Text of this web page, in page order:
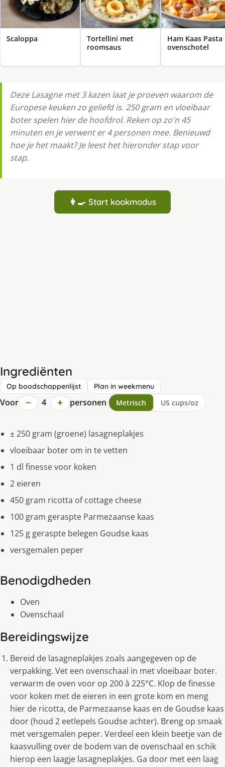
Scaloppa
Tortellini met
roomsaus
Ham Kaas Pasta
ovenschotel
Deze Lasagne met 3 kazen laat je proeven waarom de
Europese keuken zo geliefd is. 250 gram en vloeibaar
boter spelen hier de hoofdrol. Reken op zo'n 45
minuten en je verwent er 4 personen mee. Benieuwd
hoe je het maakt? Je leest het hieronder stap voor
stap.
👩‍🍳 Start kookmodus
Ingrediënten
Op boodschappenlijst Plan in weekmenu
Voor − 4 + personen Metrisch US cups/oz
± 250 gram (groene) lasagneplakjes
vloeibaar boter om in te vetten
1 dl finesse voor koken
2 eieren
450 gram ricotta of cottage cheese
100 gram geraspte Parmezaanse kaas
125 g geraspte belegen Goudse kaas
versgemalen peper
Benodigdheden
Oven
Ovenschaal
Bereidingswijze
Bereid de lasagneplakjes zoals aangegeven op de
verpakking. Vet een ovenschaal in met vloeibaar boter.
verwarm de oven voor op 200 à 225°C. Klop de finesse
voor koken met de eieren in een grote kom en meng
hier de ricotta, de Parmezaanse kaas en de Goudse kaas
door (houd 2 eetlepels Goudse achter). Breng op smaak
met versgemalen peper. Verdeel een klein beetje van de
kaasvulling over de bodem van de ovenschaal en schik
hierop een laagje lasagneplakjes. Ga door met een laag